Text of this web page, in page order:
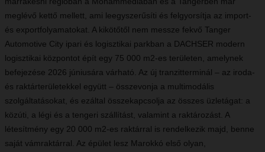
meglévő kettő mellett, ami leegyszerűsíti és felgyorsítja az import-
és exportfolyamatokat. A kikötőtől nem messze fekvő Tanger
Automotive City ipari és logisztikai parkban a DACHSER modern
logisztikai központot épít egy 75 000 m2-es területen, amelynek
befejezése 2026 júniusára várható. Az új tranzitterminál – az iroda-
és raktárterületekkel együtt – összevonja a multimodális
szolgáltatásokat, és ezáltal összekapcsolja az összes üzletágat: a
közúti, a légi és a tengeri szállítást, valamint a raktározást. A
létesítmény egy 20 000 m2-es raktárral is rendelkezik majd, benne
saját vámraktárral. Az épület lesz Marokkó első olyan,